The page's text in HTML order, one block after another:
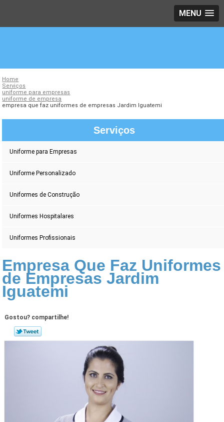
MENU
Home
Serviços
uniforme para empresas
uniforme de empresa
empresa que faz uniformes de empresas Jardim Iguatemi
Serviços
Uniforme para Empresas
Uniforme Personalizado
Uniformes de Construção
Uniformes Hospitalares
Uniformes Profissionais
Empresa Que Faz Uniformes
de Empresas Jardim
Iguatemi
Gostou? compartilhe!